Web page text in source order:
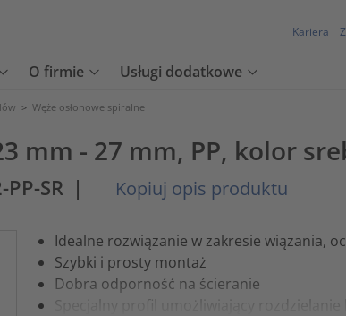
Kariera
O firmie Usługi dodatkowe
> Węże osłonowe spiralne
mm - 27 mm, PP, kolor
SR | Kopiuj opis produktu
Idealne rozwiązanie w zakresie wiązania,
Szybki i prosty montaż
Dobra odporność na ścieranie
Specjalny profil umożliwiający rozdzielanie